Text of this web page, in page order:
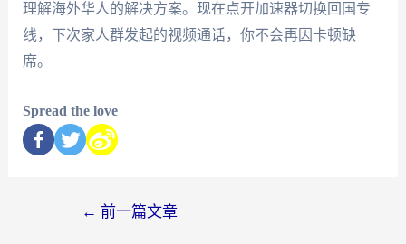
理解海外华人的解决方案。现在点开加速器切换回国专
线，下次家人群发起的视频通话，你不会再因卡顿缺
席。
Spread the love
← 前一篇文章